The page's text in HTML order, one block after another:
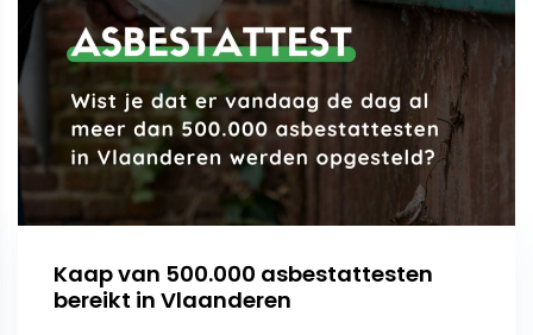
Kaap van 500.000 asbestattesten
bereikt in Vlaanderen